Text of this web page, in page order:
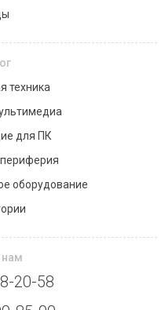
техника
для ПК
оборудование
нам
20-58